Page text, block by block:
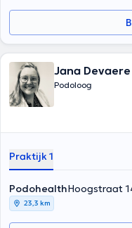
Jana Devaere
Podoloog
Praktijk 1
PodohealthHoogstraat
23,3 km